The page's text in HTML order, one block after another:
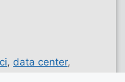
, data center,